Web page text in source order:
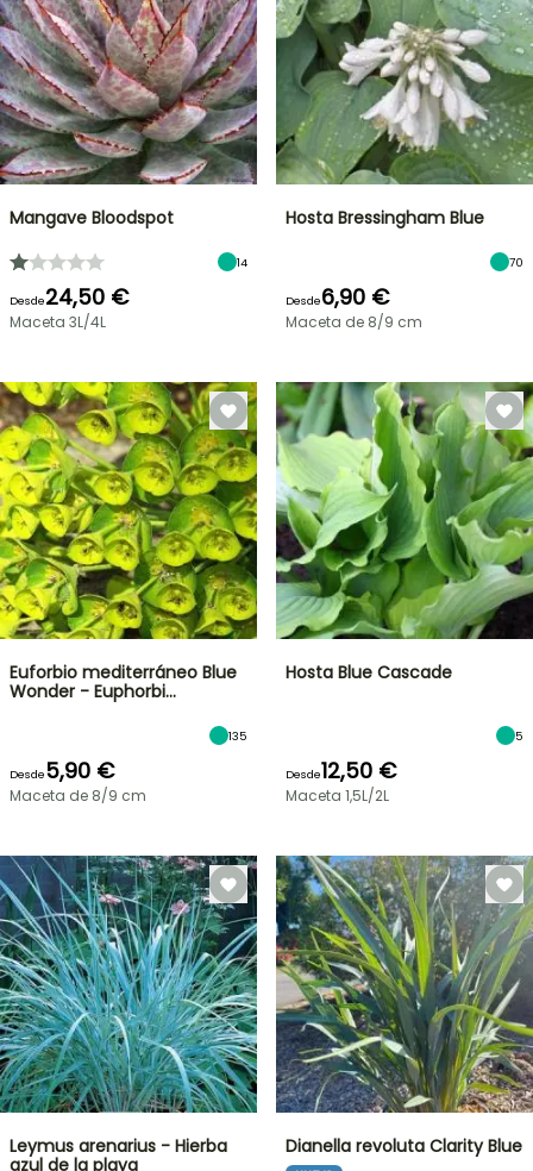
Mangave Bloodspot
14
Desde24,50 €
Maceta 3L/4L
Hosta Bressingham Blue
70
Desde6,90 €
Maceta de 8/9 cm
Euforbio mediterráneo Blue
Wonder - Euphorbi…
135
Desde5,90 €
Maceta de 8/9 cm
Hosta Blue Cascade
5
Desde12,50 €
Maceta 1,5L/2L
Leymus arenarius - Hierba
azul de la playa
Dianella revoluta Clarity Blue